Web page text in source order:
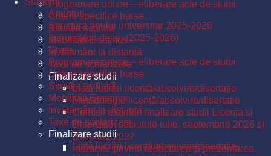
Programare online – eliberare acte de studii
Criterii specifice burse
Situația școlară
Mobilități Erasmus
Învățământ la distanță
Taxe de școlarizare
Finalizare studii
Listă lucrări licență/absolvire/disertație
Metodologie licență/absolvire/disertație
Comisii examen finalizare studii Licenta si
Disertatie, sesiunile iulie, septembrie 2026 și
februarie 2027
Îndrumar privind redactarea și prezentarea
Anunțuri
Structura anului universitar 2025-2026
Îndrumători de an (2025-2026)
Orare
Programare online – eliberare acte de studii
Criterii specifice burse
Situația școlară
Mobilități Erasmus
Învățământ la distanță
Taxe de școlarizare
Finalizare studii
Listă lucrări licență/absolvire/disertație